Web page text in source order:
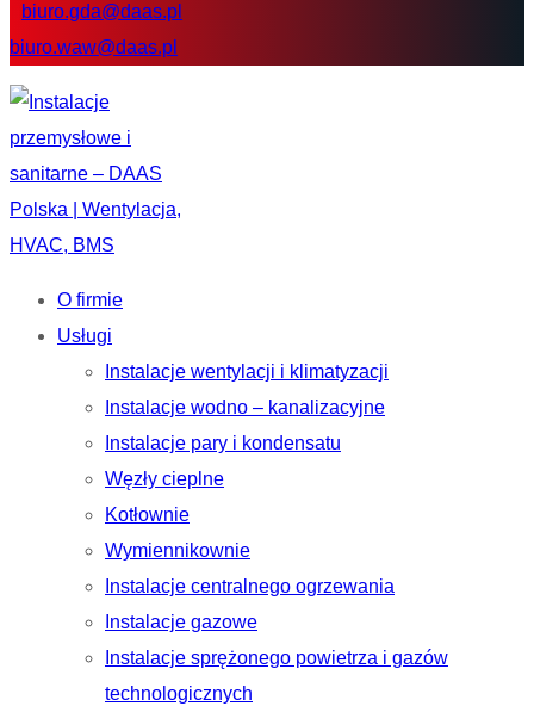
biuro.gda@daas.pl
biuro.waw@daas.pl
O firmie
Usługi
Instalacje wentylacji i klimatyzacji
Instalacje wodno – kanalizacyjne
Instalacje pary i kondensatu
Węzły cieplne
Kotłownie
Wymiennikownie
Instalacje centralnego ogrzewania
Instalacje gazowe
Instalacje sprężonego powietrza i gazów
technologicznych